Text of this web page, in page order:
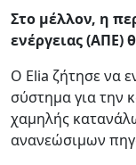
Στο μέλλον, η
ενέργειας (ΑΠΕ)
Ο Elia ζήτησε να
σύστημα για την
χαμηλής
ανανεώσιμων